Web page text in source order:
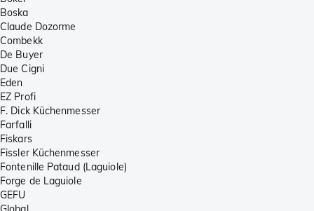
Boska
Claude Dozorme
Combekk
De Buyer
Due Cigni
Eden
EZ Profi
F. Dick Küchenmesser
Farfalli
Fiskars
Fissler Küchenmesser
Fontenille Pataud (Laguiole)
Forge de Laguiole
GEFU